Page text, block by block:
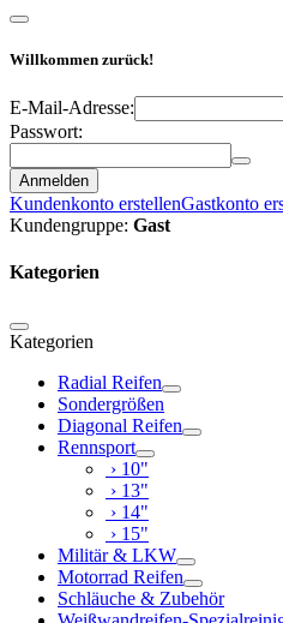
Willkommen zurück!
E-Mail-Adresse:
Passwort:
Anmelden
Kundenkonto erstellenGastkonto
Kundengruppe: Gast
Kategorien
Kategorien
Radial Reifen
Sondergrößen
Diagonal Reifen
Rennsport
› 10"
› 13"
› 14"
› 15"
Militär & LKW
Motorrad Reifen
Schläuche & Zubehör